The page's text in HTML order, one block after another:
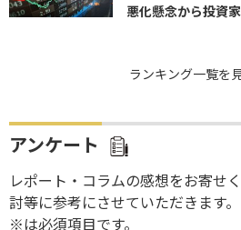
悪化懸念から投資
ランキング一覧を
アンケート
レポート・コラムの感想をお寄せ
討等に参考にさせていただきます。
※は必須項目です。